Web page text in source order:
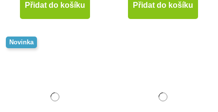
Přidat do košíku Přidat do košíku
Novinka